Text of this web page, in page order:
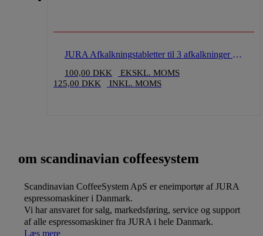
JURA Afkalkningstabletter til 3 afkalkninger (privat maskiner)
100,00DKK
EKSKL. MOMS
125,00DKK INKL. MOMS
om scandinavian coffeesystem
Scandinavian CoffeeSystem ApS er eneimportør af JURA
espressomaskiner i Danmark.
Vi har ansvaret for salg, markedsføring, service og support
af alle espressomaskiner fra JURA i hele Danmark.
Læs mere